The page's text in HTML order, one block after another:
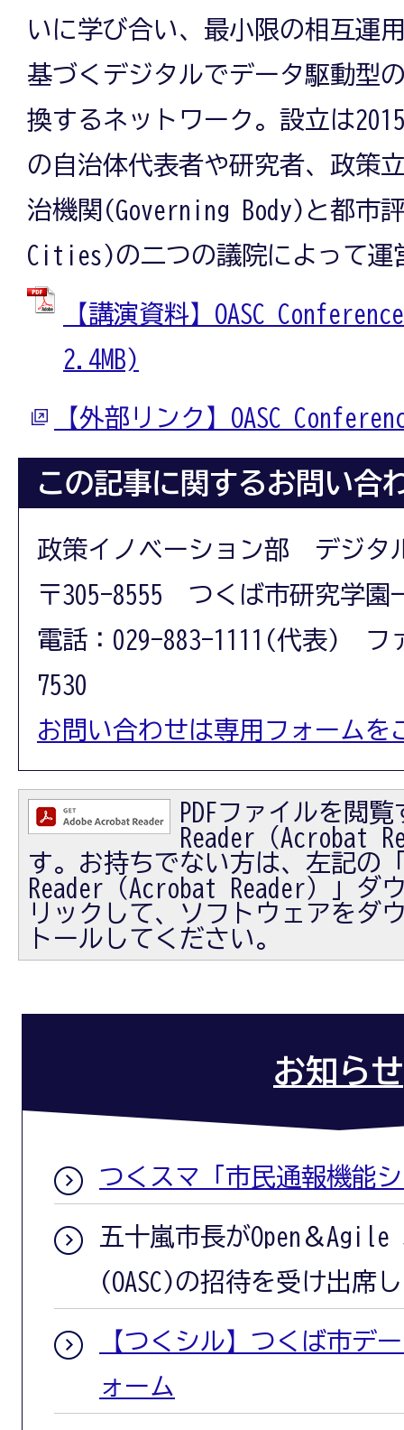
いに学び合い、最小限の相互運
基づくデジタルでデータ駆動型
換するネットワーク。設立は
の自治体代表者や研究者、政策
治機関(Governing Body)と都市
Cities)の二つの議院によって運
【講演資料】OASC
2.4MB)
【外部リンク】OASC
この記事に関するお問い合
政策イノベーション部 デジタ
〒305-8555 つくば市研究学園
電話：029-883-1111(代表) フ
7530
お問い合わせは専用フォームを
PDFファイルを閲
Reader（Acrobat
す。お持ちでない方は、左記の
Reader（Acrobat Reader）」ダ
リックして、ソフトウェアをダ
トールしてください。
お知らせ
つくスマ「市民通報機能
五十嵐市長がOpen＆
(OASC)の招待を受け出席
【つくシル】つくば市デ
ォーム